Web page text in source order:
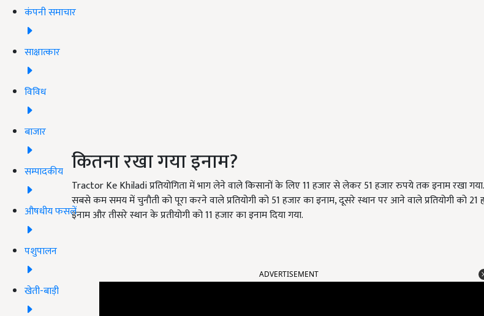
कंपनी समाचार
साक्षात्कार
विविध
बाजार
सम्पादकीय
औषधीय फसलें
पशुपालन
खेती-बाड़ी
कितना रखा गया इनाम?
Tractor Ke Khiladi प्रतियोगिता में भाग लेने वाले किसानों के लिए 11 हजार से लेकर 51 हजार रुपये तक इनाम रखा
सबसे कम समय में चुनौती को पूरा करने वाले प्रतियोगी को 51 हजार का इनाम, दूसरे स्थान पर आने वाले प्रतियोगी को 21
इनाम और तीसरे स्थान के प्रतीयोगी को 11 हजार का इनाम दिया गया.